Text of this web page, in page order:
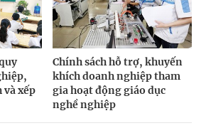
và xếp
Chính sách hỗ trợ, khuyến
khích doanh nghiệp tham
gia hoạt động giáo dục
nghề nghiệp